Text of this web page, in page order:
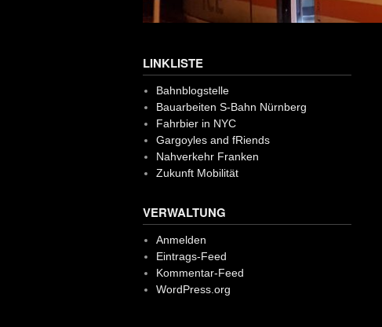
LINKLISTE
Bahnblogstelle
Bauarbeiten S-Bahn Nürnberg
Fahrbier in NYC
Gargoyles and fRiends
Nahverkehr Franken
Zukunft Mobilität
VERWALTUNG
Anmelden
Eintrags-Feed
Kommentar-Feed
WordPress.org